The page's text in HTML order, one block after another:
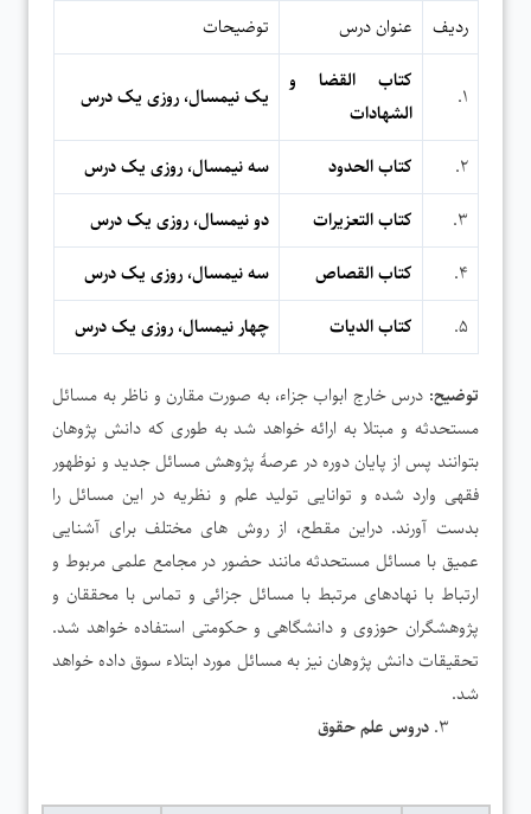
ردیف
عنوان درس توضیحات
۱.
کتاب القضا و
الشهادات
یک نیمسال، روزی یک درس
۲. کتاب الحدود
سه نیمسال، روزی یک درس
۳.
کتاب التعزیرات
دو نیمسال، روزی یک درس
۴.
کتاب القصاص
سه نیمسال، روزی یک درس
۵.
کتاب الدیات چهار نیمسال، روزی یک درس
توضیح: درس خارج ابواب جزاء، به صورت مقارن و ناظر به مسائل
مستحدثه و مبتلا به ارائه خواهد شد به طوری که دانش پژوهان
بتوانند پس از پایان دوره در عرصۀ پژوهش مسائل جدید و نوظهور
فقهی وارد شده و توانایی تولید علم و نظریه در این مسائل را
بدست آورند. دراین مقطع، از روش های مختلف برای آشنایی
عمیق با مسائل مستحدثه مانند حضور در مجامع علمی مربوط و
ارتباط با نهادهای مرتبط با مسائل جزائی و تماس با محققان و
پژوهشگران حوزوی و دانشگاهی و حکومتی استفاده خواهد شد.
تحقیقات دانش پژوهان نیز به مسائل مورد ابتلاء سوق داده خواهد
شد.
دروس علمحقوق